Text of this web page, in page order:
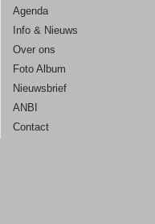
Agenda
Info & Nieuws
Over ons
Foto Album
Nieuwsbrief
ANBI
Contact